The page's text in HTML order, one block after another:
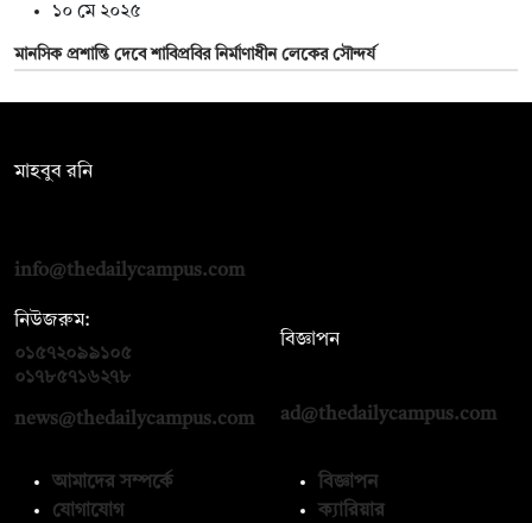
১০ মে ২০২৫
মানসিক প্রশান্তি দেবে শাবিপ্রবির নির্মাণাধীন লেকের সৌন্দর্য
মাহবুব রনি
info@thedailycampus.com
নিউজরুম:
০১৫৭২০৯৯১০৫
০১৭৮৫৭১৬২৭৮
news@thedailycampus.com
বিজ্ঞাপন
ad@thedailycampus.com
আমাদের সম্পর্কে
যোগাযোগ
বিজ্ঞাপন
ক্যারিয়ার